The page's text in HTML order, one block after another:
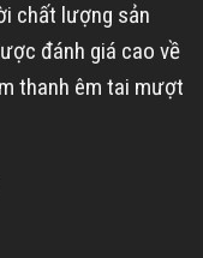
chất lượng sản
đánh giá cao về
thanh êm tai mượt